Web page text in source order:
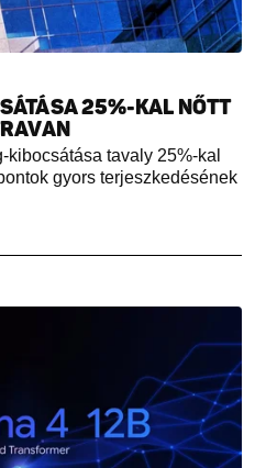
25%-KAL NŐTT
kibocsátása tavaly 25%-kal
gyors terjeszkedésének